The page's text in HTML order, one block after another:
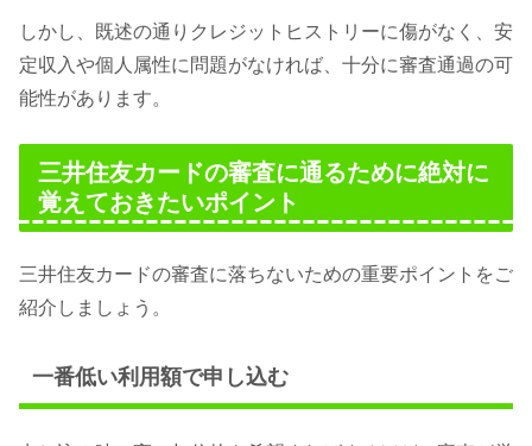
しかし、既述の通りクレジットヒストリーに傷がなく、安
定収入や個人属性に問題がなければ、十分に審査通過の可
能性があります。
三井住友カードの審査に通るために絶対に
覚えておきたいポイント
三井住友カードの審査に落ちないための重要ポイントをご
紹介しましょう。
一番低い利用額で申し込む